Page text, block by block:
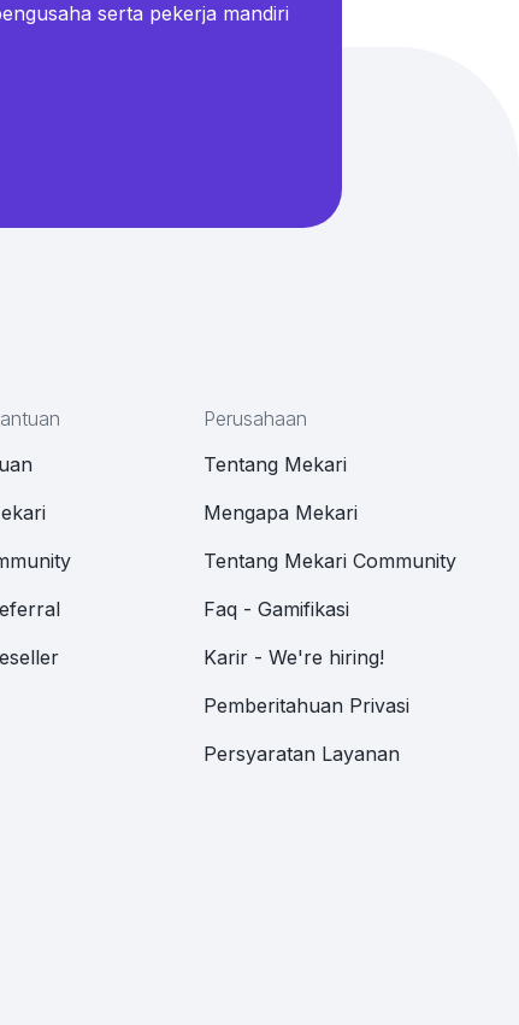
serta pekerja mandiri
Perusahaan
Tentang Mekari
Mengapa Mekari
Tentang Mekari Community
Faq - Gamifikasi
Karir - We're hiring!
Pemberitahuan Privasi
Persyaratan Layanan